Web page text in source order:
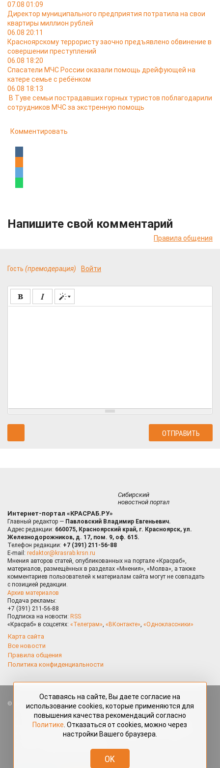
07.08 01:09
Директор муниципального предприятия потратила на свои
квартиры миллион рублей
06.08 20:11
Красноярскому террористу заочно предъявлено обвинение в
совершении преступлений
06.08 18:20
Спасатели МЧС России оказали помощь дрейфующей на
катере семье с ребёнком
06.08 18:13
В Туве семьи пострадавших горных туристов поблагодарили
сотрудников МЧС за экстренную помощь
Комментировать
Напишите свой комментарий
Правила общения
Гость (премодерация) Войти
Сибирский
новостной портал
Интернет-портал «КРАСРАБ.РУ»
Главный редактор — Павловский Владимир Евгеньевич.
Адрес редакции: 660075, Красноярский край, г. Красноярск, ул.
Железнодорожников, д. 17, пом. 9, оф. 615.
Телефон редакции: +7 (391) 211-56-88
E-mail: redaktor@krasrab.krsn.ru
Мнения авторов статей, опубликованных на портале «Красраб»,
материалов, размещённых в разделах «Мнения», «Молва», а также
комментариев пользователей к материалам сайта могут не совпадать
с позицией редакции.
Архив материалов
Подача рекламы:
+7 (391) 211-56-88
Подписка на новости: RSS
«Красраб» в соцсетях: «Телеграм», «ВКонтакте», «Одноклассники»
Карта сайта
Все новости
Правила общения
Политика конфиденциальности
Все права защищены. Любые материалы, размещённые на портале
«Красраб.ру» сотрудниками редакции, нештатными авторами
и читателями, являются объектами авторского права. Полное или
частичное использование материалов, размещённых на портале
«Красраб.ру», допускается только с письменного согласия редакции
redaktor@krasrab.krsn.ru.
Оставаясь на сайте, Вы даете согласие на
использование cookies, которые применяются для
повышения качества рекомендаций согласно
Политике . Отказаться от cookies, можно через
настройки Вашего браузера.
OK